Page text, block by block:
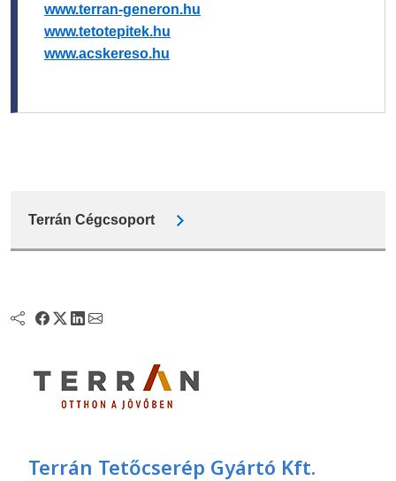
www.terran-generon.hu
www.tetotepitek.hu
www.acskereso.hu
Terrán Cégcsoport
Terrán Tetőcserép Gyártó Kft.